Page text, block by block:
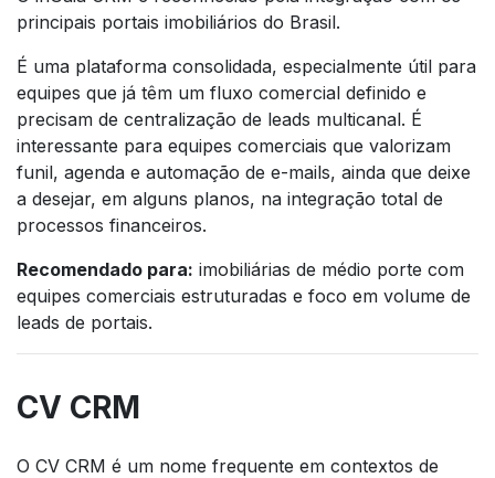
principais portais imobiliários do Brasil.
É uma plataforma consolidada, especialmente útil para
equipes que já têm um fluxo comercial definido e
precisam de centralização de leads multicanal. É
interessante para equipes comerciais que valorizam
funil, agenda e automação de e-mails, ainda que deixe
a desejar, em alguns planos, na integração total de
processos financeiros.
Recomendado para: imobiliárias de médio porte com
equipes comerciais estruturadas e foco em volume de
leads de portais.
CV CRM
O CV CRM é um nome frequente em contextos de